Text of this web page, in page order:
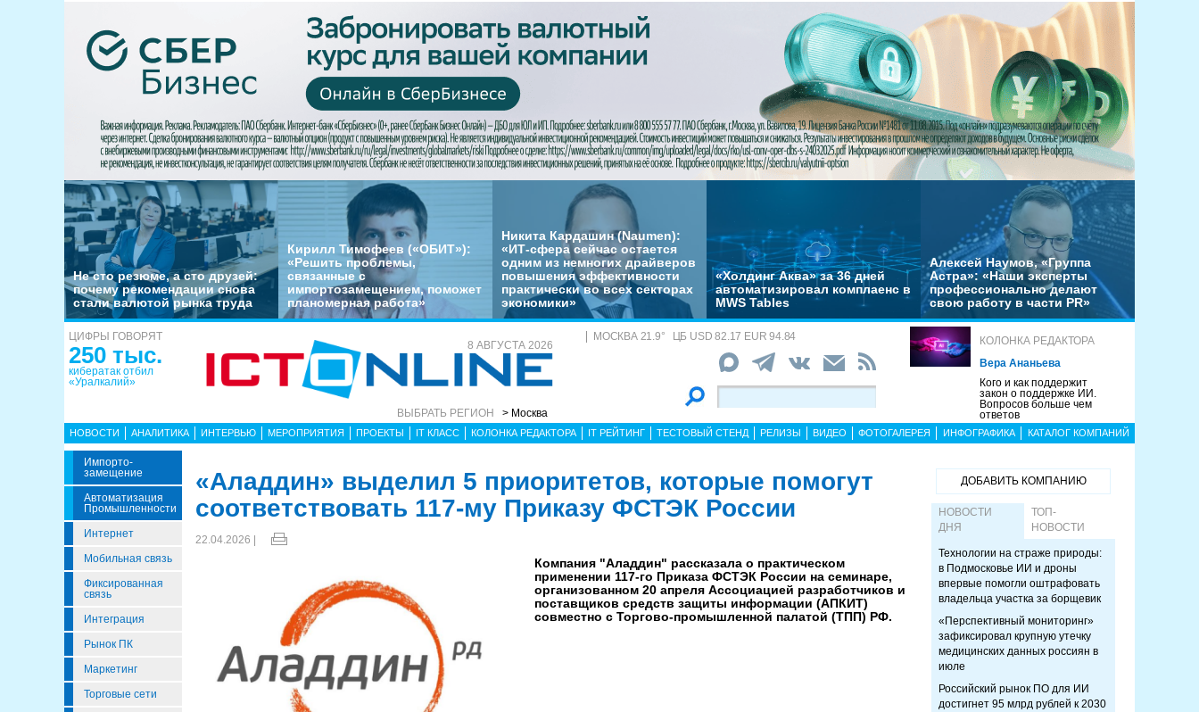
Не сто резюме, а сто друзей:
почему рекомендации снова
стали валютой рынка труда
Кирилл Тимофеев («ОБИТ»):
«Решить проблемы,
связанные с
импортозамещением, поможет
планомерная работа»
Никита Кардашин (Naumen):
«ИТ-сфера сейчас остается
одним из немногих драйверов
повышения эффективности
практически во всех секторах
экономики»
«Холдинг Аква» за 36 дней
автоматизировал комплаенс в
MWS Tables
Алексей Наумов, «Группа
Астра»: «Наши эксперты
профессионально делают
свою работу в части PR»
ЦИФРЫ ГОВОРЯТ
250 тыс.
кибератак отбил
«Уралкалий»
8 АВГУСТА 2026
ВЫБРАТЬ РЕГИОН > Москва
МОСКВА 21.9° ЦБ USD 82.17 EUR 94.84
КОЛОНКА РЕДАКТОРА
Вера Ананьева
Кого и как поддержит
закон о поддержке ИИ.
Вопросов больше чем
ответов
НОВОСТИ АНАЛИТИКА ИНТЕРВЬЮ МЕРОПРИЯТИЯ ПРОЕКТЫ IT КЛАСС КОЛОНКА РЕДАКТОРА IT РЕЙТИНГ ТЕСТОВЫЙ СТЕНД РЕЛИЗЫ ВИДЕО ФОТОГАЛЕРЕЯ ИНФОГРАФИКА КАТАЛОГ КОМПАНИЙ
Импорто­
Замещение
Автоматизация
Промышленности
Интернет
Мобильная связь
Фиксированная
связь
Интеграция
Рынок ПК
Маркетинг
Торговые сети
«Аладдин» выделил 5 приоритетов, которые помогут
соответствовать 117-му Приказу ФСТЭК России
22.04.2026 |
Компания "Аладдин" рассказала о практическом
применении 117-го Приказа ФСТЭК России на семинаре,
организованном 20 апреля Ассоциацией разработчиков и
поставщиков средств защиты информации (АПКИТ)
совместно с Торгово-промышленной палатой (ТПП) РФ.
ДОБАВИТЬ КОМПАНИЮ
НОВОСТИ
ДНЯ
ТОП-
НОВОСТИ
Технологии на страже природы:
в Подмосковье ИИ и дроны
впервые помогли оштрафовать
владельца участка за борщевик
«Перспективный мониторинг»
зафиксировал крупную утечку
медицинских данных россиян в
июле
Российский рынок ПО для ИИ
достигнет 95 млрд рублей к 2030